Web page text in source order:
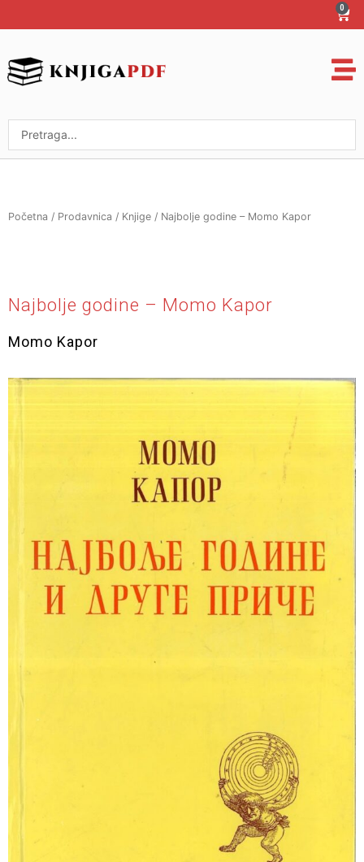
0
Cart
Search
Početna / Prodavnica / Knjige / Najbolje godine – Momo Kapor
Najbolje godine – Momo Kapor
Momo Kapor